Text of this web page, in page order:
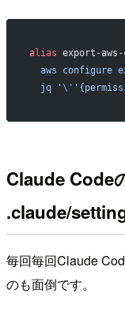
alias export-
aws configure
  jq '
\'
Claude Code
.claude/
毎回毎回Claude
のも面倒です。